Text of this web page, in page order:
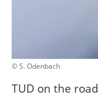
© S. Odenbach
TUD on the road